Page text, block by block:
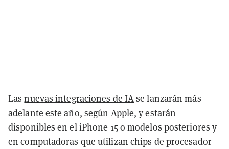
Lasnuevas integraciones de IAse lanzarán más
adelante este año, según Apple, y estarán
disponibles en el iPhone 15 o modelos posteriores y
en computadoras que utilizan chips de procesador